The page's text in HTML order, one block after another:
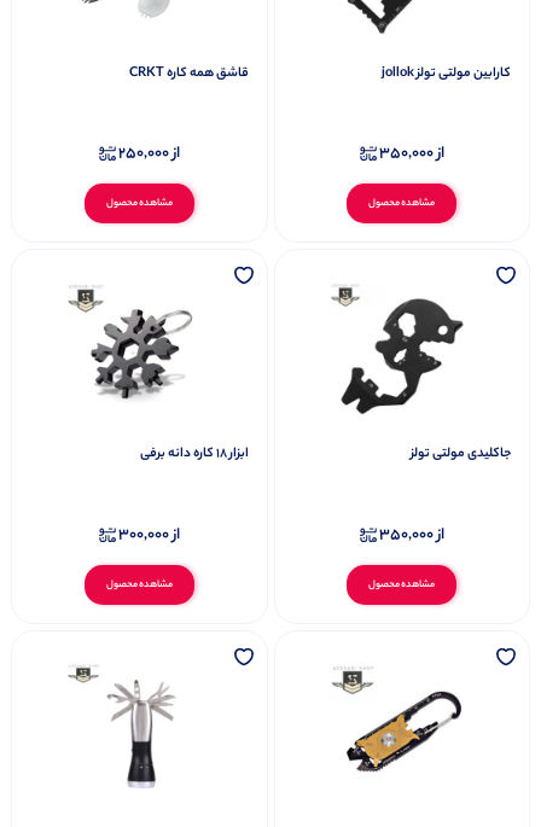
کارابین مولتی تولز jollok
مشاهده محصول
از350,000
قاشق همه کاره CRKT
مشاهده محصول
از250,000
جاکلیدی مولتی تولز
مشاهده محصول
از350,000
ابزار ۱۸ کاره دانه برفی
مشاهده محصول
از300,000